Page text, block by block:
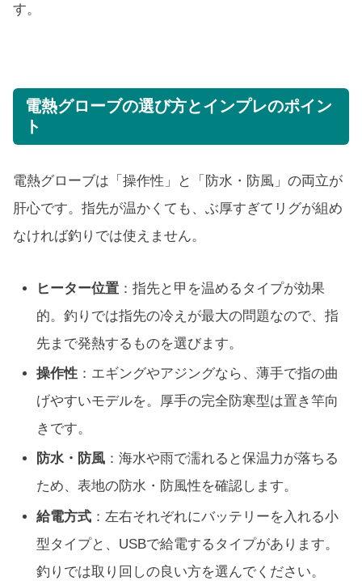
す。
電熱グローブの選び方とインプレのポイン
ト
電熱グローブは「操作性」と「防水・防風」の両立が
肝心です。指先が温かくても、ぶ厚すぎてリグが組め
なければ釣りでは使えません。
ヒーター位置 ：指先と甲を温めるタイプが効果
的。釣りでは指先の冷えが最大の問題なので、指
先まで発熱するものを選びます。
操作性 ：エギングやアジングなら、薄手で指の曲
げやすいモデルを。厚手の完全防寒型は置き竿向
きです。
防水・防風 ：海水や雨で濡れると保温力が落ちる
ため、表地の防水・防風性を確認します。
給電方式 ：左右それぞれにバッテリーを入れる小
型タイプと、USBで給電するタイプがあります。
釣りでは取り回しの良い方を選んでください。